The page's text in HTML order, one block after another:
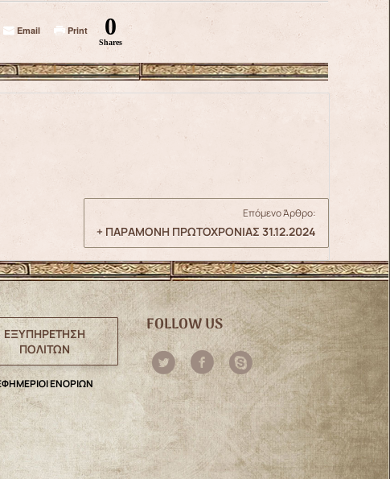
Email Print 0
Shares
Επόμενο Άρθρο:
+ ΠΑΡΑΜΟΝΗ ΠΡΩΤΟΧΡΟΝΙΑΣ 31.12.2024
ΕΞΥΠΗΡΕΤΗΣΗ
ΠΟΛΙΤΩΝ
ΕΝΟΡΙΩΝ
FOLLOW US